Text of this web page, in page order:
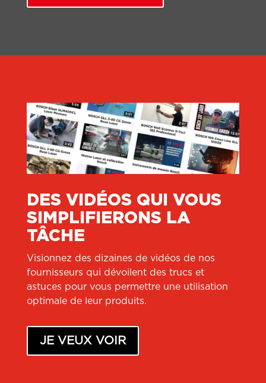
DES VIDÉOS QUI VOUS
SIMPLIFIERONS LA
TÂCHE
Visionnez des dizaines de vidéos de nos
fournisseurs qui dévoilent des trucs et
astuces pour vous permettre une utilisation
optimale de leur produits.
JE VEUX VOIR